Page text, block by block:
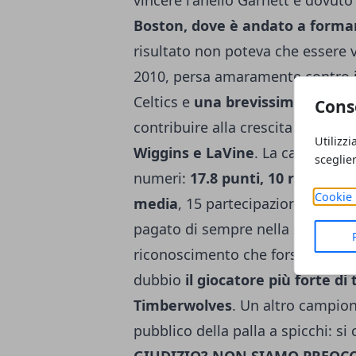
Cookie
Boston, dove è andato a
risultato non poteva che essere
2010, persa amaramente
Celtics e una brevissima
contribuire alla crescita e alla
Wiggins e LaVine. La carriera
numeri: 17.8 punti, 10 rimbalzi,
media, 15 partecipazioni all'All-
pagato di sempre nella storia
riconoscimento che forse sta
dubbio il giocatore più forte di
Timberwolves. Un altro
pubblico della palla a spicchi: si